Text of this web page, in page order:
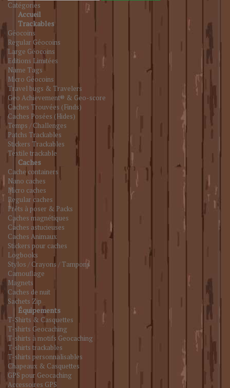
Catégories
Accueil
Trackables
Géocoins
Regular Géocoins
Large Géocoins
Editions Limitées
Name Tags
Micro Géocoins
Travel bugs & Travelers
Geo Achievement® & Geo-score
Caches Trouvées (Finds)
Caches Posées (Hides)
Temps / Challenges
Patchs Trackables
Stickers Trackables
Textile trackable
Caches
Cache containers
Nano caches
Micro caches
Regular caches
Prêts à poser & Packs
Caches magnétiques
Caches astucieuses
Caches Animaux
Stickers pour caches
Logbooks
Stylos / Crayons / Tampons
Camouflage
Magnets
Caches de nuit
Sachets Zip
Équipements
T-Shirts & Casquettes
T-shirts Geocaching
T-shirts à motifs Geocaching
T-shirts trackables
T-shirts personnalisables
Chapeaux & Casquettes
GPS pour Geocaching
Accessoires GPS